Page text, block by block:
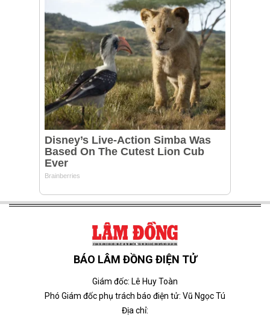
BÁO LÂM ĐỒNG ĐIỆN TỬ
Giám đốc: Lê Huy Toàn
Phó Giám đốc phụ trách báo điện tử: Vũ Ngọc Tú
Địa chỉ: